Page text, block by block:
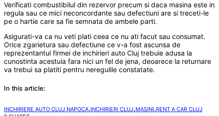
Verificati combustibilul din rezervor precum si daca masina este in
regula sau ce mici neconcordante sau defectiuni are si treceti-le
pe o hartie care sa fie semnata de ambele parti.
Asigurati-va ca nu veti plati ceea ce nu ati facut sau consumat.
Orice zgarietura sau defectiune ce v-a fost ascunsa de
reprezentantul firmei de inchirieri auto Cluj trebuie adusa la
cunostinta acestuia fara nici un fel de jena, deoarece la returnare
va trebui sa platiti pentru neregulile constatate.
In this article:
INCHIRIERE AUTO CLUJ NAPOCA,INCHIRIERI CLUJ,MASINI,RENT A CAR CLUJ